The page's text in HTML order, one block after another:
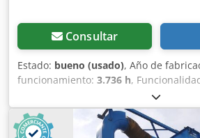
Consultar
Estado: bueno (usado), Año de
funcionamiento: 3.736 h,
21.000 kg
Windzifter. Tipo: WS Raupe Horas de
buen estado de funcionamiento.